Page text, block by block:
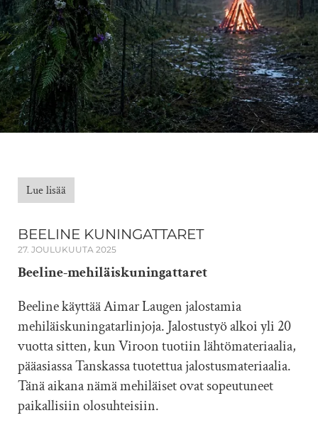
Lue lisää
BEELINE KUNINGATTARET
27. JOULUKUUTA 2025
Beeline-mehiläiskuningattaret
Beeline käyttää Aimar Laugen jalostamia
mehiläiskuningatarlinjoja. Jalostustyö alkoi yli 20
vuotta sitten, kun Viroon tuotiin lähtömateriaalia,
pääasiassa Tanskassa tuotettua jalostusmateriaalia.
Tänä aikana nämä mehiläiset ovat sopeutuneet
paikallisiin olosuhteisiin.